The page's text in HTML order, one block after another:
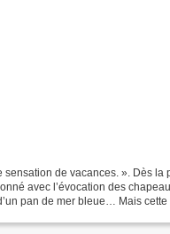
sensation de vacances. ». Dès la
avec l’évocation des
pan de mer bleue… Mais cette